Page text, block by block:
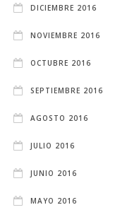
DICIEMBRE 2016
NOVIEMBRE 2016
OCTUBRE 2016
SEPTIEMBRE 2016
AGOSTO 2016
JULIO 2016
JUNIO 2016
MAYO 2016